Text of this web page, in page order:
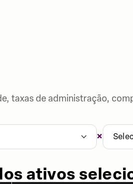
taxas de administração,
×
ativos